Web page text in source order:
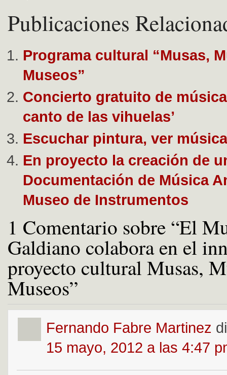
Publicaciones
Programa cultural “Musas,
Museos”
Concierto gratuito de
canto de las vihuelas’
Escuchar pintura, ver música
En proyecto la creación de
Documentación de Música
Museo de Instrumentos
1 Comentario sobre “El
Galdiano colabora en el
proyecto cultural Musas,
Museos”
Fernando Fabre Martinez
15 mayo, 2012 a las 4:47